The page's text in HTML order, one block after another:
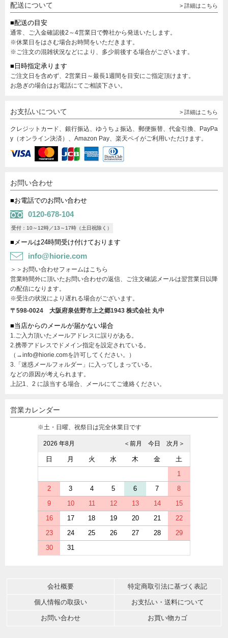
配送について > 詳細はこちら
■配送の目安
通常、ご入金確認後2～4営業日で弊社から発送いたします。
※休業日をはさむ場合お時間をいただきます。
※ご注文の混雑状況などにより、多少前後する場合がございます。
■日時指定承ります
ご注文日を含めず、2営業日～最長1週間を目安にご指定頂けます。
お急ぎの場合はお電話にてご相談下さい。
お支払いについて > 詳細はこちら
クレジットカード、銀行振込、ゆうちょ振込、郵便振替、代金引換、PayPa
y（オンライン決済）、Amazon Pay、楽天ペイがご利用いただけます。
お問い合わせ
■お電話でのお問い合わせ
0120-678-104
受付：10～12時／13～17時（土日祝除く）
■メールは24時間受け付けております
info@hiorie.com
＞＞お問い合わせフォームはこちら
営業時間外に頂いたお問い合わせの返信、ご注文確認メールは翌営業日以降
の配信になります。
※受注の状況により遅れる場合がございます。
〒598-0024 大阪府泉佐野市上之郷1943 株式会社 丸中
■当店からのメールが届かない場合
1.ご入力頂いたメールアドレスに誤りがある。
2.携帯アドレスでドメイン指定を設定されている。
（→info@hiorie.comを許可してください。）
3.「迷惑メールフォルダー」に入ってしまっている。
などの原因が考えられます。
上記1、2 に該当する場合、メールにてご連絡ください。
営業カレンダー
※土・日曜、祝祭日は完全休業日です
2026 年8月 次月＞
今日
＜前月
日 月 火 水 木 金
土
1
2
3 4 5 6 7
8
9
10 11 12 13 14
15
16
17 18 19 20 21
22
23
24 25 26 27 28
29
30
31
会社概要 特定商取引法に基づく表記
個人情報の取扱い お支払い・送料について
お問い合わせ お買い物カゴ